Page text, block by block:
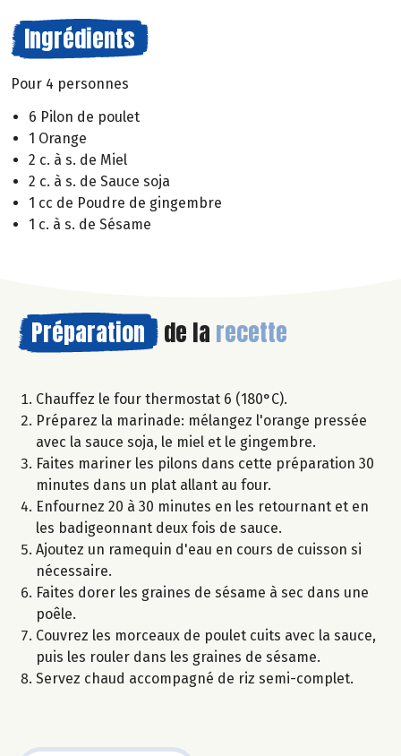
Ingrédients
Pour 4 personnes
6 Pilon de poulet
1 Orange
2 c. à s. de Miel
2 c. à s. de Sauce soja
1 cc de Poudre de gingembre
1 c. à s. de Sésame
Préparation de la recette
Chauffez le four thermostat 6 (180°C).
Préparez la marinade: mélangez l'orange pressée
avec la sauce soja, le miel et le gingembre.
Faites mariner les pilons dans cette préparation 30
minutes dans un plat allant au four.
Enfournez 20 à 30 minutes en les retournant et en
les badigeonnant deux fois de sauce.
Ajoutez un ramequin d'eau en cours de cuisson si
nécessaire.
Faites dorer les graines de sésame à sec dans une
poêle.
Couvrez les morceaux de poulet cuits avec la sauce,
puis les rouler dans les graines de sésame.
Servez chaud accompagné de riz semi-complet.